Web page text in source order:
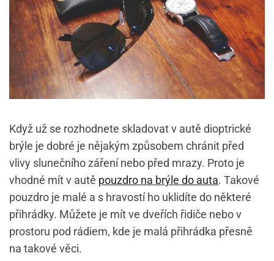
Když už se rozhodnete skladovat v autě dioptrické
brýle je dobré je nějakým způsobem chránit před
vlivy slunečního záření nebo před mrazy. Proto je
vhodné mít v autě pouzdro na brýle do auta. Takové
pouzdro je malé a s hravostí ho uklidíte do některé
přihrádky. Můžete je mít ve dveřích řidiče nebo v
prostoru pod rádiem, kde je malá přihrádka přesně
na takové věci.